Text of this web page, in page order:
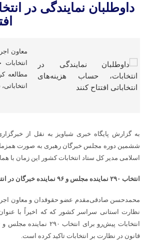
داوطلبان نمایندگی در
معاون
مطالعه
به گزارش پایگاه خبری شباویز به نقل از
اسلامی مدیر کل ستاد انتخابات کشور این زمان با
انتخاب ۲۹۰ نماینده مجلس و ۹۶ نماینده خبرگان در انتخابات پیش رو
محمدحسن صادقی‌مقدم عضو حقوقدان و معاون
نظارت استانی سراسر کشور که که اخیراً با عنوان
قانون در نظارت بر انتخابات تاکید کرده است.